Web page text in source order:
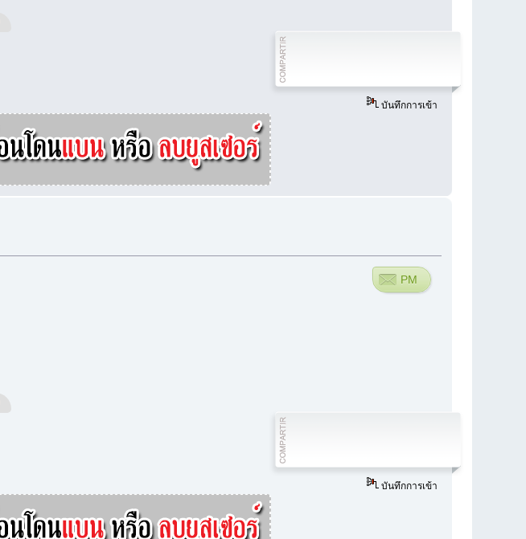
บันทึกการเข้า
PM
บันทึกการเข้า